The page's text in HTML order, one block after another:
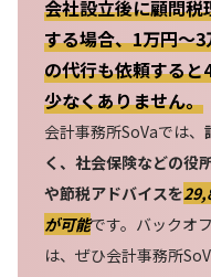
会社設立後に顧問
する場合、1万円～
の代行も依頼する
少なくありません。
会計事務所SoVaでは、
く、社会保険などの役
や節税アドバイスを
が可能です。バックオ
は、ぜひ会計事務所